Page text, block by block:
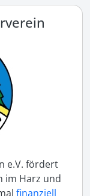
e.V. fördert
im Harz und
finanziell